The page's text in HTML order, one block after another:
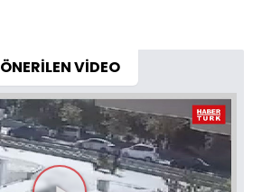
ÖNERİLEN VİDEO